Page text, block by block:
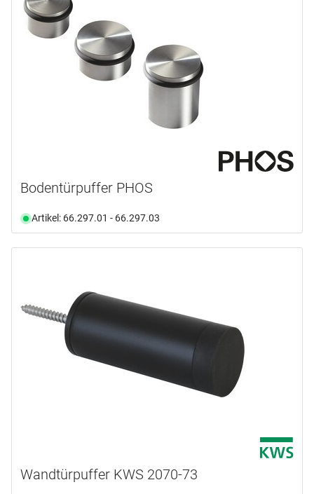
Bodentürpuffer PHOS
Artikel: 66.297.01 - 66.297.03
Wandtürpuffer KWS 2070-73